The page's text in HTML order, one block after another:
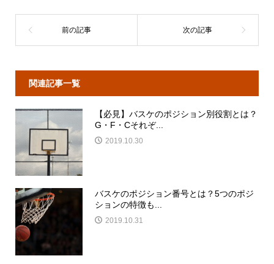
関連記事一覧
【必見】バスケのポジション別役割とは？
G・F・Cそれぞ...
2019.10.30
バスケのポジション番号とは？5つのポジ
ションの特徴も...
2019.10.31